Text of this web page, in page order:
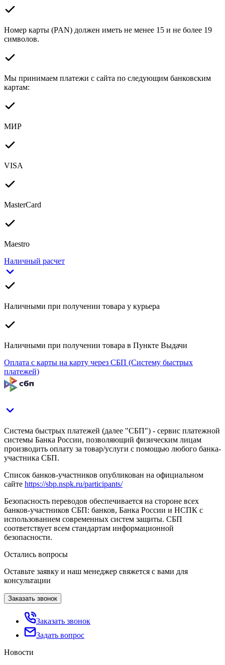
Номер карты (PAN) должен иметь не менее 15 и не более 19
символов.
Мы принимаем платежи с сайта по следующим банковским
картам:
МИР
VISA
MasterCard
Maestro
Наличный расчет
Наличными при получении товара у курьера
Наличными при получении товара в Пункте Выдачи
Оплата с карты на карту через СБП (Систему быстрых
платежей)
Система быстрых платежей (далее "СБП") - сервис платежной
системы Банка России, позволяющий физическим лицам
производить оплату за товар/услуги с помощью любого банка-
участника СБП.
Список банков-участников опубликован на официальном
сайте https://sbp.nspk.ru/participants/
Безопасность переводов обеспечивается на стороне всех
банков-участников СБП: банков, Банка России и НСПК с
использованием современных систем защиты. СБП
соответствует всем стандартам информационной
безопасности.
Остались вопросы
Оставьте заявку и наш менеджер свяжется с вами для
консультации
Заказать звонок
Заказать звонок
Задать вопрос
Новости